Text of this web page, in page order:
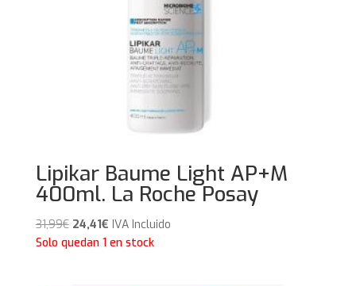
Lipikar Baume Light AP+M
400ml. La Roche Posay
31,99€ El
precio
24,41€El
precio
IVA Incluido
Solo quedan 1 en stock